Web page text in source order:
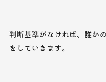
判断基準がなければ、誰か
をしていきます。